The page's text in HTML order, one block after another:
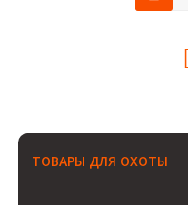
ТОВАРЫ ДЛЯ ОХОТЫ